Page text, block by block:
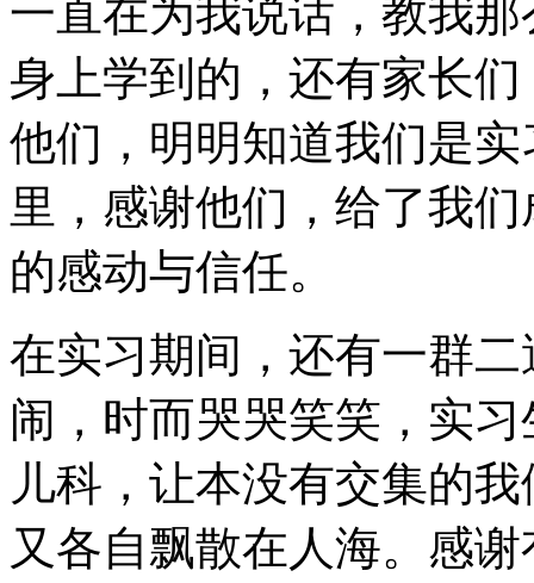
一直在为我说话，教我
身上学到的，还有家长
他们，明明知道我们是
里，感谢他们，给了我
的感动与信任。
在实习期间，还有一群
闹，时而哭哭笑笑，实
儿科，让本没有交集的
又各自飘散在人海。感